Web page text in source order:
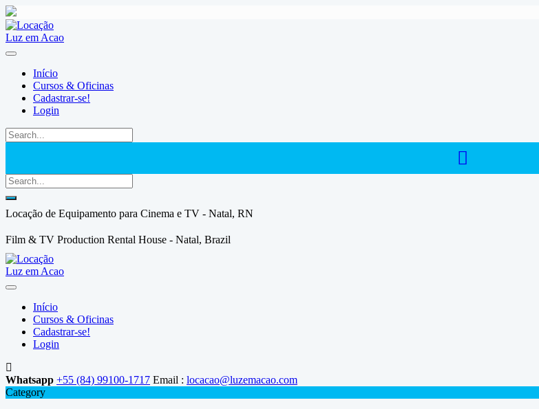
Skip
to
content
Início
Cursos & Oficinas
Cadastrar-se!
Login
Locação de Equipamento para Cinema e TV - Natal, RN
Film & TV Production Rental House - Natal, Brazil
Início
Cursos & Oficinas
Cadastrar-se!
Login
Whatsapp +55 (84) 99100-1717 Email : locacao@luzemacao.com
Category